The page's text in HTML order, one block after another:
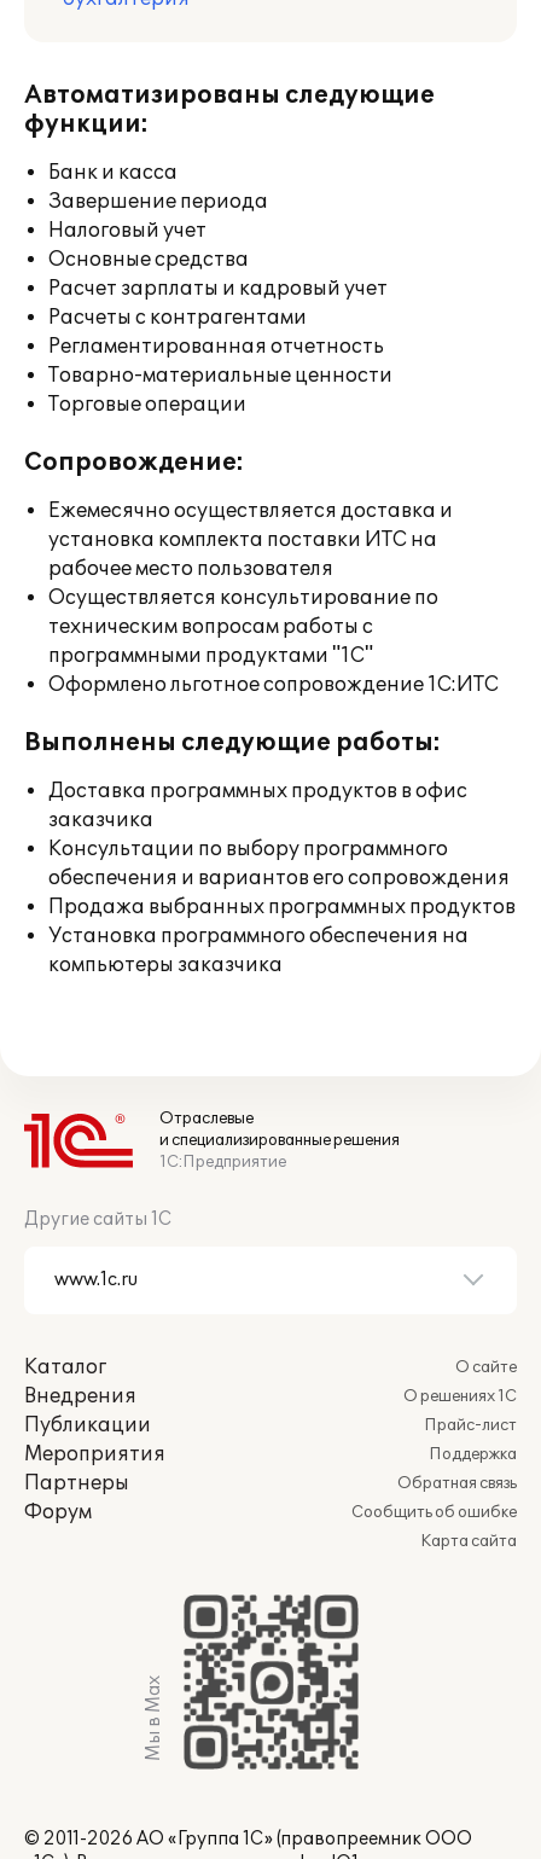
Автоматизированы следующие
функции:
Банк и касса
Завершение периода
Налоговый учет
Основные средства
Расчет зарплаты и кадровый учет
Расчеты с контрагентами
Регламентированная отчетность
Товарно-материальные ценности
Торговые операции
Сопровождение:
Ежемесячно осуществляется доставка и
установка комплекта поставки ИТС на
рабочее место пользователя
Осуществляется консультирование по
техническим вопросам работы с
программными продуктами "1С"
Оформлено льготное сопровождение 1С:ИТС
Выполнены следующие работы:
Доставка программных продуктов в офис
заказчика
Консультации по выбору программного
обеспечения и вариантов его сопровождения
Продажа выбранных программных продуктов
Установка программного обеспечения на
компьютеры заказчика
Отраслевые
и специализированные решения
1С:Предприятие
Другие сайты 1С
Каталог
Внедрения
Публикации
Мероприятия
Партнеры
Форум
О сайте
О решениях 1С
Прайс-лист
Поддержка
Обратная связь
Сообщить об ошибке
Карта сайта
Мы в Max
© 2011-2026 АО «Группа 1С» (правопреемник ООО